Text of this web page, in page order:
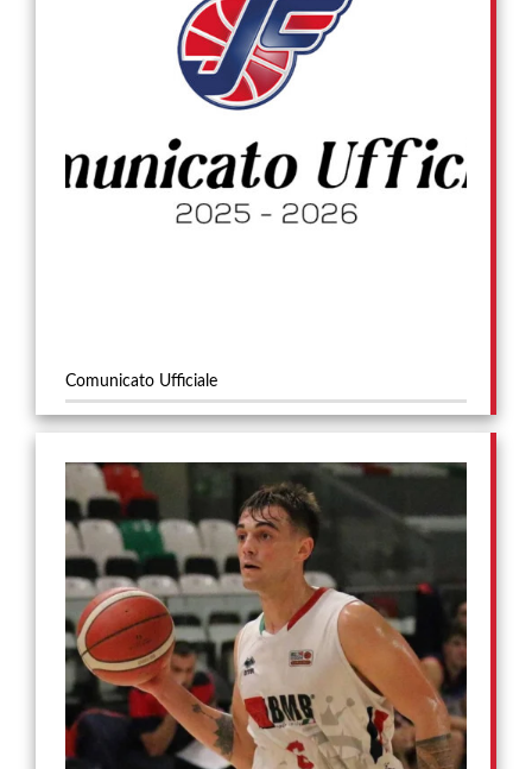
Comunicato Ufficiale